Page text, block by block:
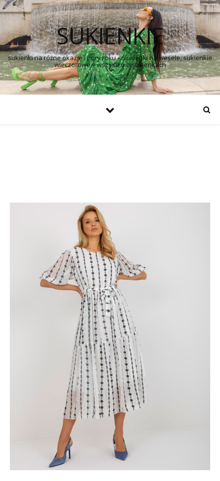
SUKIENKIE
sukienki na różne okazje i pory roku – Sukienki na wesele, sukienkie
wieczorowe – wszystko o sukienkach